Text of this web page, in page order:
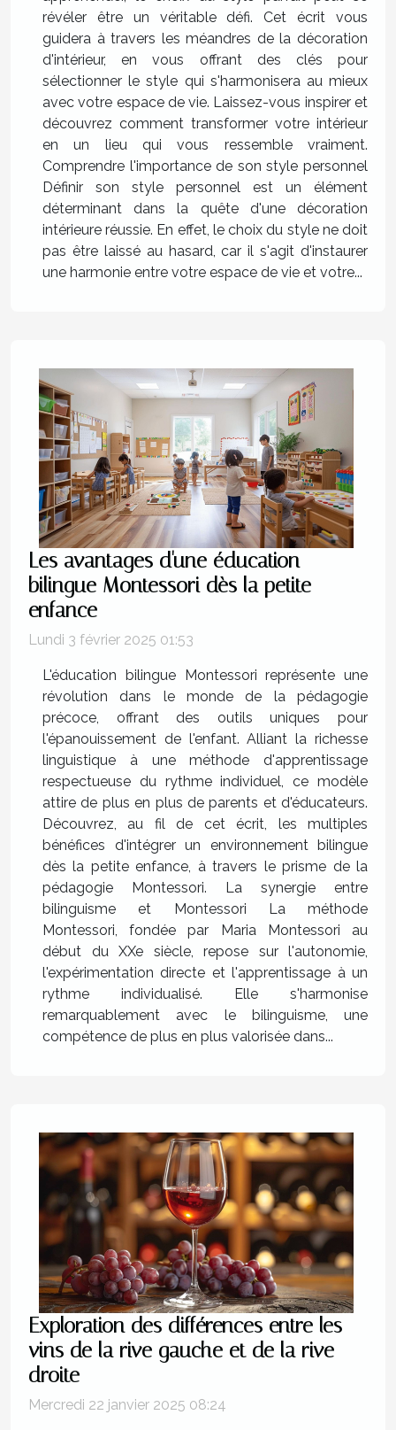
révéler être un véritable défi. Cet écrit vous
guidera à travers les méandres de la décoration
d'intérieur, en vous offrant des clés pour
sélectionner le style qui s'harmonisera au mieux
avec votre espace de vie. Laissez-vous inspirer et
découvrez comment transformer votre intérieur
en un lieu qui vous ressemble vraiment.
Comprendre l'importance de son style personnel
Définir son style personnel est un élément
déterminant dans la quête d'une décoration
intérieure réussie. En effet, le choix du style ne doit
pas être laissé au hasard, car il s'agit d'instaurer
une harmonie entre votre espace de vie et votre...
Les avantages d'une éducation
bilingue Montessori dès la petite
enfance
Lundi 3 février 2025 01:53
L'éducation bilingue Montessori représente une
révolution dans le monde de la pédagogie
précoce, offrant des outils uniques pour
l'épanouissement de l'enfant. Alliant la richesse
linguistique à une méthode d'apprentissage
respectueuse du rythme individuel, ce modèle
attire de plus en plus de parents et d'éducateurs.
Découvrez, au fil de cet écrit, les multiples
bénéfices d'intégrer un environnement bilingue
dès la petite enfance, à travers le prisme de la
pédagogie Montessori. La synergie entre
bilinguisme et Montessori La méthode
Montessori, fondée par Maria Montessori au
début du XXe siècle, repose sur l'autonomie,
l'expérimentation directe et l'apprentissage à un
rythme individualisé. Elle s'harmonise
remarquablement avec le bilinguisme, une
compétence de plus en plus valorisée dans...
Exploration des différences entre les
vins de la rive gauche et de la rive
droite
Mercredi 22 janvier 2025 08:24